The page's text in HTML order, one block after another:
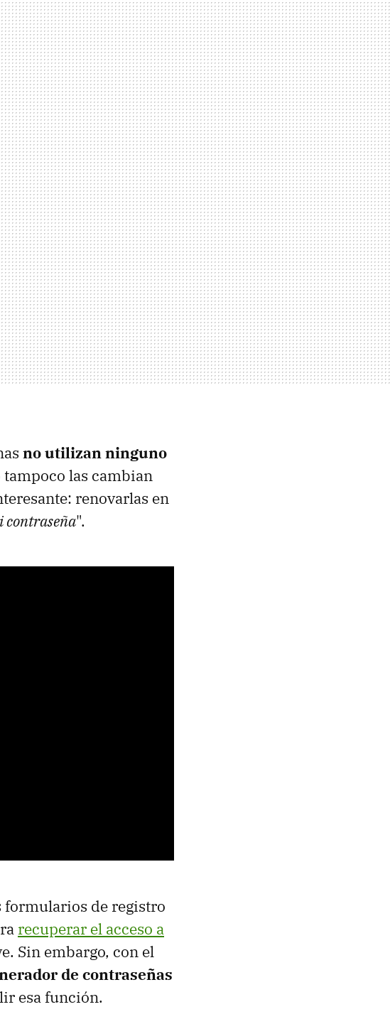
no utilizan ninguno
las cambian
renovarlas en
contraseña".
formularios de registro
recuperar el acceso a
Sin embargo, con el
de contraseñas
esa función.